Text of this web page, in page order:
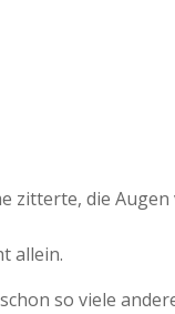
zitterte, die
allein.
so viele